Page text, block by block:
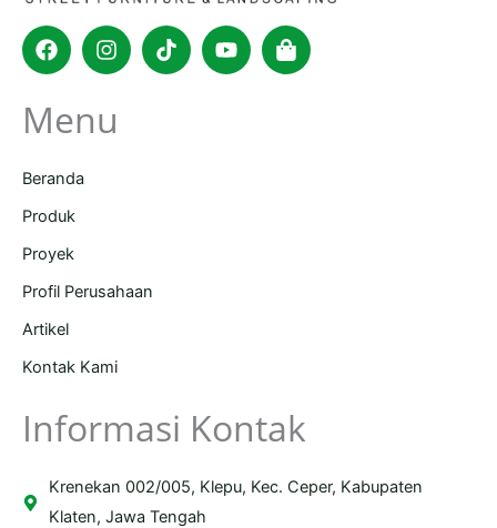
FacebookInstagram
TiktokYoutubeShopping-
bag
Menu
Beranda
Produk
Proyek
Profil Perusahaan
Artikel
Kontak Kami
Informasi Kontak
Krenekan 002/005, Klepu, Kec. Ceper, Kabupaten
Klaten, Jawa Tengah